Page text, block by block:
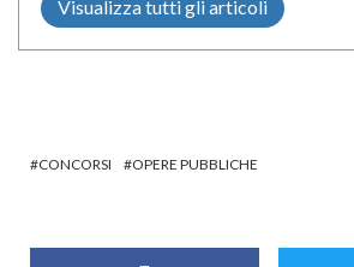
Visualizza tutti gli articoli
CONCORSI OPERE PUBBLICHE